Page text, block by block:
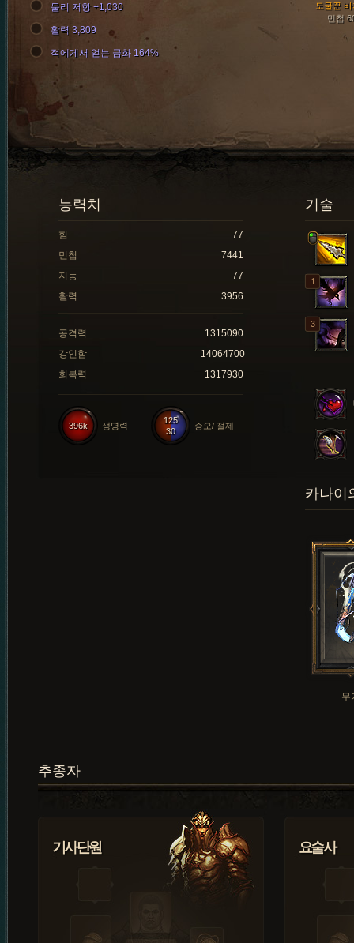
도굴꾼
민첩
물리 저항 +1,030
활력 3,809
적에게서 얻는 금화 164%
기술
능력치
힘
77
민첩
7441
지능
77
활력
3956
공격력
1315090
강인함
14064700
회복력
1317930
125
30
증오/ 절제
396k 생명력
카나이
무
추종자
기사단원 요술사